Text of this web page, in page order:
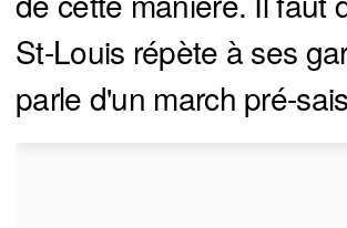
St-Louis répète à ses
parle d'un march pré-